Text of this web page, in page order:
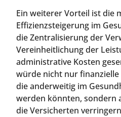
Ein weiterer Vorteil ist die
Effizienzsteigerung im
die Zentralisierung der
Vereinheitlichung der
administrative Kosten
würde nicht nur finanzielle
die anderweitig im
werden könnten, sondern
die Versicherten